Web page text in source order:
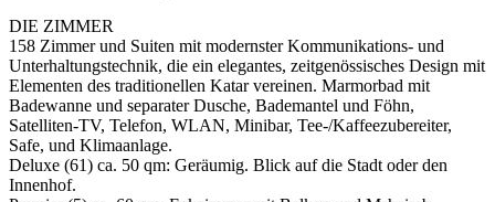
DIE ZIMMER
158 Zimmer und Suiten mit modernster Kommunikations- und
Unterhaltungstechnik, die ein elegantes, zeitgenössisches Design mit
Elementen des traditionellen Katar vereinen. Marmorbad mit
Badewanne und separater Dusche, Bademantel und Föhn,
Satelliten-TV, Telefon, WLAN, Minibar, Tee-/Kaffeezubereiter,
Safe, und Klimaanlage.
Deluxe (61) ca. 50 qm: Geräumig. Blick auf die Stadt oder den
Innenhof.